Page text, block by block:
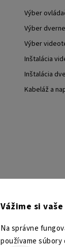
Vážime si
Na správne
používame
Výber
Výber
Výber
Inštalácia
Inštalácia
Kabeláž a